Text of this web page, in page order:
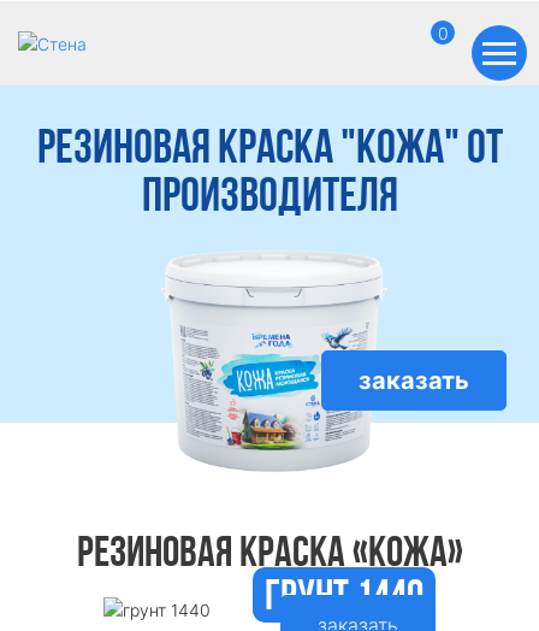
0
Резиновая краска "Кожа" от
производителя
заказать
РЕЗИНОВАЯ КРАСКА «КОЖА»
грунт 1440
заказать